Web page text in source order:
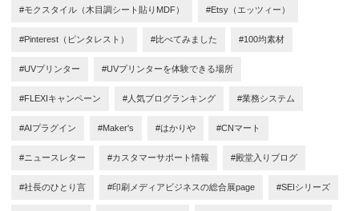
#モクスタイル（木目調シート貼りMDF） #Etsy（エッツィー）
#Pinterest（ピンタレスト） #比べてみました #100均素材
#UVプリンター #UVプリンターを体験できる場所
#FLEXIキャンペーン #人気ブログランキング #業務システム
#AIプラグイン #Maker's #はかりや #CNマート
#ニュースレター #カスタマーサポート情報 #殿堂入りブログ
#社長のひとり言 #印刷メディアビジネスの総合展page #SEIシリーズ